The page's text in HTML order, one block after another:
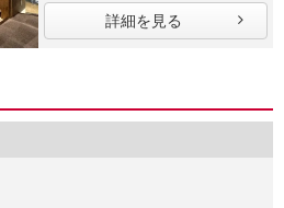
詳細を見る